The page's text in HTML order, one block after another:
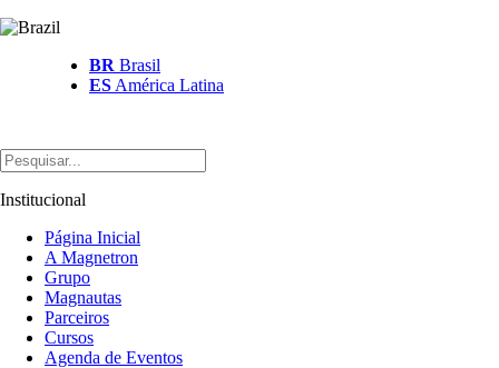
BR Brasil
ES América Latina
Institucional
Página Inicial
A Magnetron
Grupo
Magnautas
Parceiros
Cursos
Agenda de Eventos